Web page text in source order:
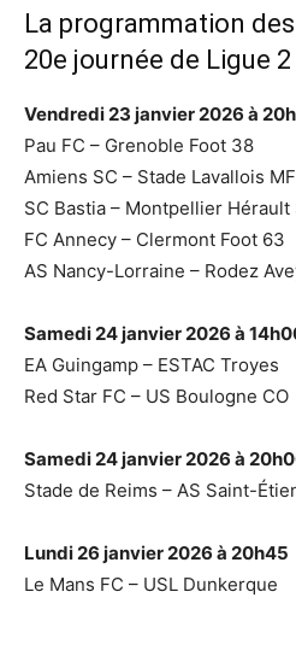
La programmation
20e journée de Ligue 2
Vendredi 23 janvier 2026 à
Pau FC – Grenoble Foot 38
Amiens SC – Stade Lavallois
SC Bastia – Montpellier Hérault
FC Annecy – Clermont Foot 63
AS Nancy-Lorraine – Rodez
Samedi 24 janvier 2026 à
EA Guingamp – ESTAC Troyes
Red Star FC – US Boulogne CO
Samedi 24 janvier 2026 à
Stade de Reims – AS Saint-
Lundi 26 janvier 2026 à 20h45
Le Mans FC – USL Dunkerque